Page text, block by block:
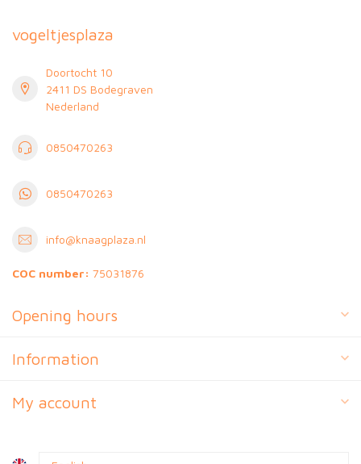
vogeltjesplaza
Doortocht 10
2411 DS Bodegraven
Nederland
0850470263
0850470263
info@knaagplaza.nl
COC number: 75031876
Opening hours
Information
My account